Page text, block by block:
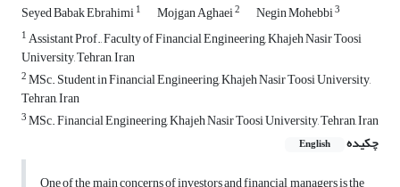
Seyed Babak Ebrahimi1 Mojgan Aghaei2 Negin Mohebbi3
1Assistant Prof., Faculty of Financial Engineering, Khajeh Nasir Toosi
University, Tehran, Iran
2MSc. Student in Financial Engineering, Khajeh Nasir Toosi University,
Tehran, Iran
3MSc. Financial Engineering, Khajeh Nasir Toosi University, Tehran, Iran
چکیده
English